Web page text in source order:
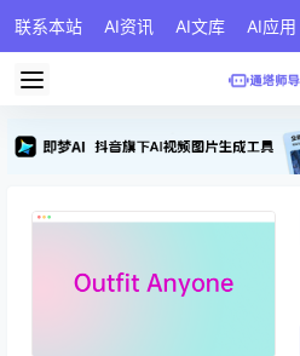
联系本站 AI资讯 AI文库 AI应用